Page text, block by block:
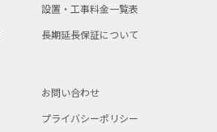
設置・工事料金一覧表
長期延長保証について
お問い合わせ
プライバシーポリシー